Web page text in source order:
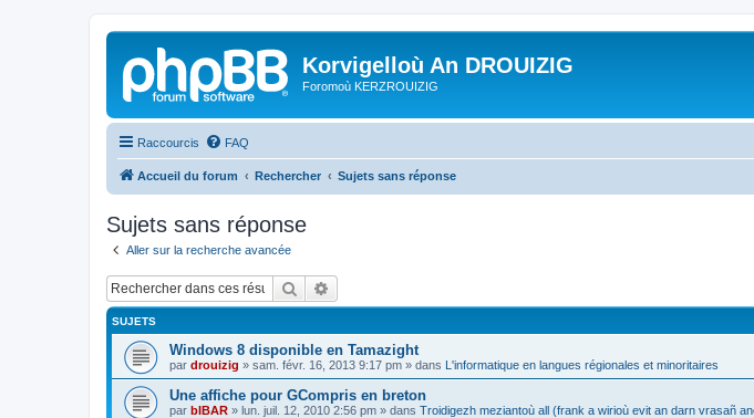
Korvigelloù An DROUIZIG
Foromoù KERZROUIZIG
Raccourcis FAQ
Accueil du forum Rechercher Sujets sans réponse
Sujets sans réponse
Aller sur la recherche avancée
Rechercher
SUJETS
Windows 8 disponible en Tamazight
par drouizig » sam. févr. 16, 2013 9:17 pm » dans L'informatique en langues régionales et minoritaires
Une affiche pour GCompris en breton
par bIBAR » lun. juil. 12, 2010 2:56 pm » dans Troidigezh meziantoù all (frank a wirioù evit an darn vrasañ